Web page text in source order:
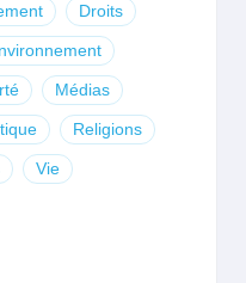
Droits
Médias
Religions
Vie